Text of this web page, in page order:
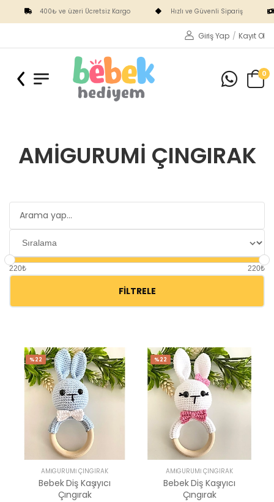
400₺ ve üzeri Ücretsiz Kargo Hızlı ve Güvenli Sipariş
Giriş Yap / Kayıt Ol
0
AMIGURUMI ÇINGIRAK
220₺ 220₺
FILTRELE
%22
AMIGURUMI ÇINGIRAK
Bebek Diş Kaşıyıcı
Çıngırak
%22
AMIGURUMI ÇINGIRAK
Bebek Diş Kaşıyıcı
Çıngırak